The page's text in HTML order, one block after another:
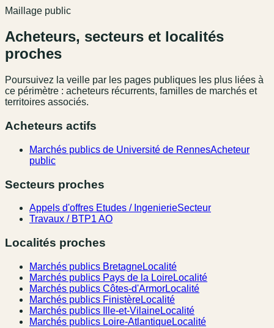
Maillage public
Acheteurs, secteurs et localités
proches
Poursuivez la veille par les pages publiques les plus liées à
ce périmètre : acheteurs récurrents, familles de marchés et
territoires associés.
Acheteurs actifs
Marchés publics de Université de RennesAcheteur
public
Secteurs proches
Appels d'offres Etudes / IngenierieSecteur
Travaux / BTP1 AO
Localités proches
Marchés publics BretagneLocalité
Marchés publics Pays de la LoireLocalité
Marchés publics Côtes-d'ArmorLocalité
Marchés publics FinistèreLocalité
Marchés publics Ille-et-VilaineLocalité
Marchés publics Loire-AtlantiqueLocalité